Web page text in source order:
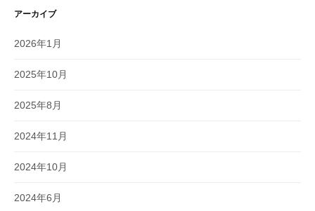
アーカイブ
2026年1月
2025年10月
2025年8月
2024年11月
2024年10月
2024年6月